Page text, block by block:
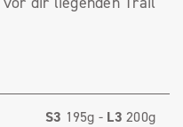
S3 195g - L3 200g